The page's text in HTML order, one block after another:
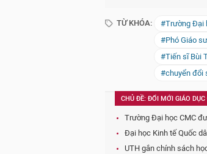
TỪ KHÓA: #Trường Đại
#Phó Giáo
#Tiến sĩ Bùi
#chuyển đổi
CHỦ ĐỀ: ĐỔI MỚI GIÁO
Trường Đại học CMC
Đại học Kinh tế Quốc
UTH gắn chính sách